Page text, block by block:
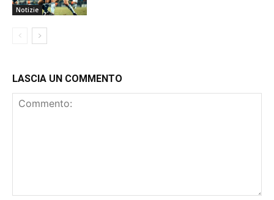
Notizie
LASCIA UN COMMENTO